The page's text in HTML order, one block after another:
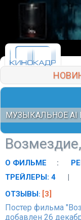
МУЗЫКАЛЬНОЕ AI
О ФИЛЬМЕ :
ТРЕЙЛЕРЫ: 4
|
ОТЗЫВЫ: [3]
Постер фильма
добавлен 26